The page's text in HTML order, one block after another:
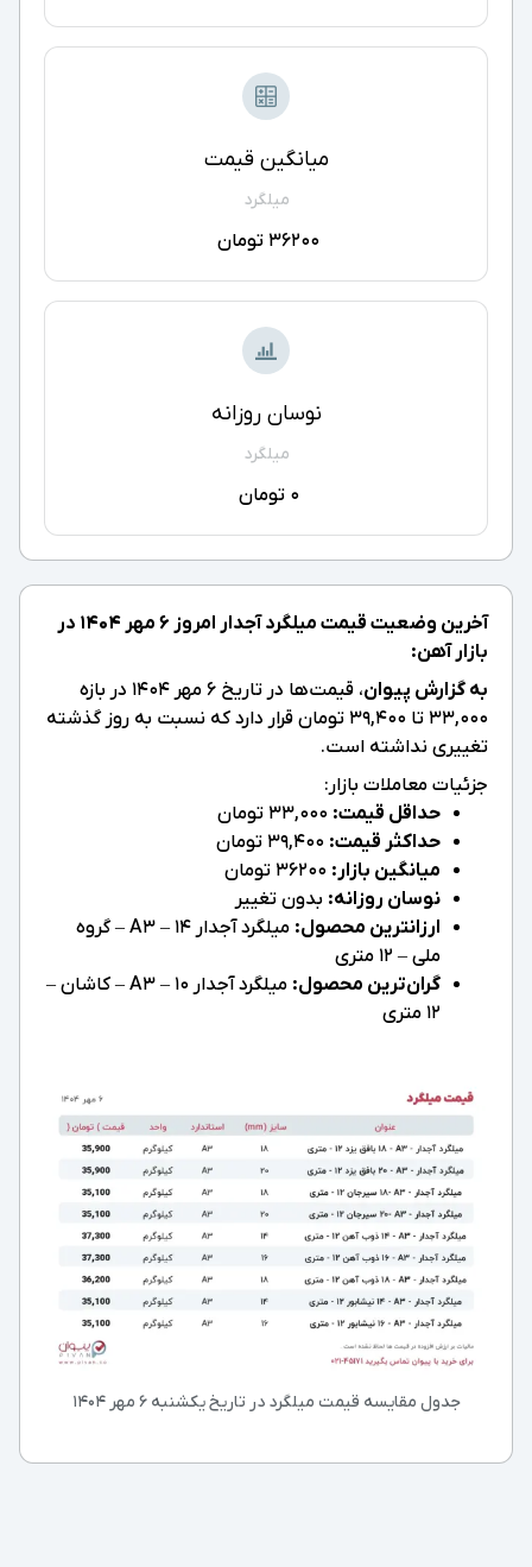
میانگین قیمت
میلگرد
36200 تومان
نوسان روزانه
میلگرد
0 تومان
آخرین وضعیت قیمت میلگرد آجدار امروز ۶ مهر ۱۴۰۴ در
بازار آهن:
به گزارش پیوان
، قیمت‌ها در تاریخ ۶ مهر ۱۴۰۴ در بازه
33,000 تا 39,400 تومان قرار دارد که نسبت به روز گذشته
تغییری نداشته است.
جزئیات معاملات بازار:
حداقل قیمت:
حداکثر قیمت:
میانگین بازار:
نوسان روزانه: بدون تغییر
ارزانترین محصول:
میلگرد آجدار 14 – A3 – گروه
ملی – 12 متری
گران‌ترین محصول:
میلگرد آجدار 10 – A3 – کاشان –
12 متری
جدول مقایسه قیمت میلگرد در تاریخیکشنبه ۶ مهر ۱۴۰۴